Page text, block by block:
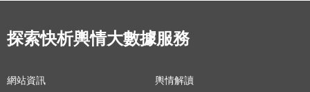
探索快析輿情大數據服務
網站資訊 輿情解讀